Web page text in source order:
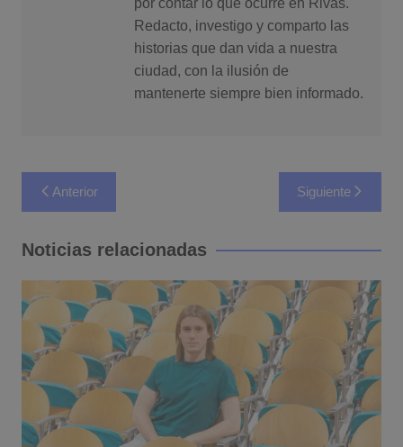
Redacto, investigo y comparto las
historias que dan vida a nuestra
ciudad, con la ilusión de
mantenerte siempre bien informado.
Navegación
de
entradas
Anterior Siguiente
Noticias relacionadas